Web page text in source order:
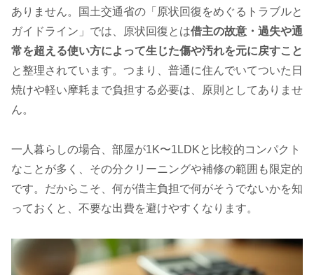
ありません。国土交通省の「原状回復をめぐるトラブルと
ガイドライン」では、原状回復とは借主の故意・過失や通
常を超える使い方によって生じた傷や汚れを元に戻すこと
と整理されています。つまり、普通に住んでいてついた日
焼けや軽い摩耗まで負担する必要は、原則としてありませ
ん。
一人暮らしの場合、部屋が1K〜1LDKと比較的コンパクト
なことが多く、その分クリーニングや補修の範囲も限定的
です。だからこそ、何が借主負担で何がそうでないかを知
っておくと、不要な出費を避けやすくなります。